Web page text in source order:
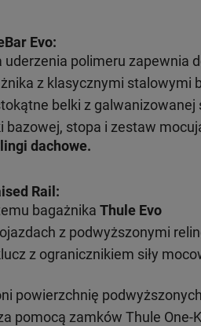
Evo:
uderzenia polimeru zapewnia
z klasycznymi stalowymi
belki z galwanizowanej
bazowej, stopa i zestaw
dachowe.
Rail:
bagażnika Thule Evo
z podwyższonymi
z ogranicznikiem siły
powierzchnię
pomocą zamków Thule One-